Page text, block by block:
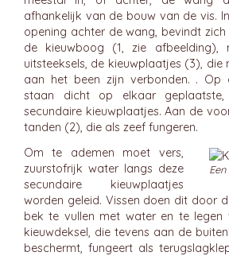
afhankelijk van de bouw van de vis.
opening achter de wang, bevindt zich
de kieuwboog (1, zie afbeelding),
uitsteeksels, de kieuwplaatjes (3), die
aan het been zijn verbonden. . Op
staan dicht op elkaar geplaatste,
secundaire kieuwplaatjes. Aan de
tanden (2), die als zeef fungeren.
Om te ademen moet vers,
zuurstofrijk water langs deze
secundaire kieuwplaatjes
worden geleid. Vissen doen dit door
bek te vullen met water en te legen
kieuwdeksel, die tevens aan de
beschermt, fungeert als